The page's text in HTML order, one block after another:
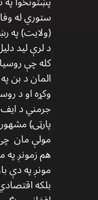
ستوري له
(ولایت) په
د لرې لید
کله چې
المان د بن
وکړه او د
جرمني د
پارټۍ)
مولې مان
هم زمونږ
مونږ په دې
بلکه